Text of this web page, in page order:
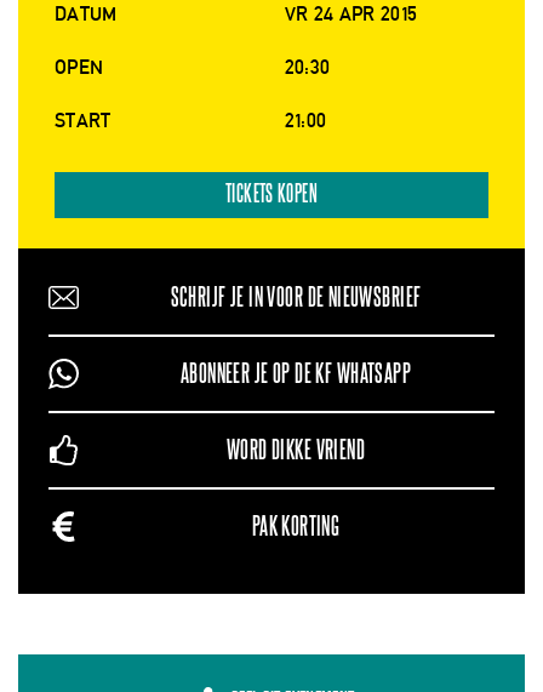
DATUM VR 24 APR 2015
OPEN 20:30
START 21:00
TICKETS KOPEN
SCHRIJF JE IN VOOR DE NIEUWSBRIEF
ABONNEER JE OP DE KF WHATSAPP
WORD DIKKE VRIEND
PAK KORTING